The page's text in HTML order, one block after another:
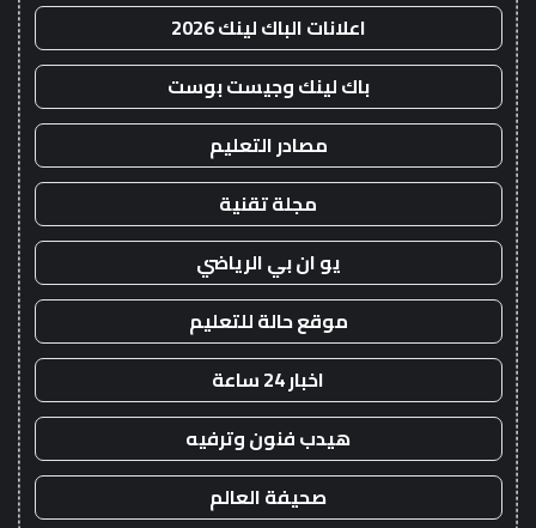
اعلانات الباك لينك 2026
باك لينك وجيست بوست
مصادر التعليم
مجلة تقنية
يو ان بي الرياضي
موقع حالة للتعليم
اخبار 24 ساعة
هيدب فنون وترفيه
صحيفة العالم